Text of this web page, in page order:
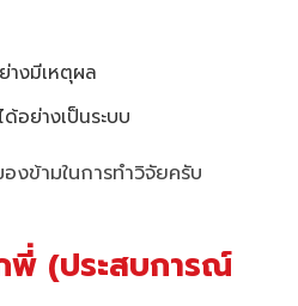
างมีเหตุผล
อย่างเป็นระบบ
งข้ามในการทำวิจัยครับ
พี่ (ประสบการณ์